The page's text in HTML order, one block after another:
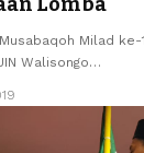
Milad ke-
Walisongo…